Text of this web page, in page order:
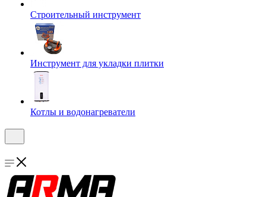
Строительный инструмент
Инструмент для укладки плитки
Котлы и водонагреватели